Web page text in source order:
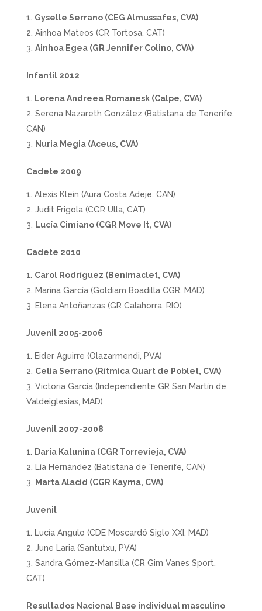
Gyselle Serrano (CEG Almussafes, CVA)
Ainhoa Mateos (CR Tortosa, CAT)
Ainhoa Egea (GR Jennifer Colino, CVA)
Infantil 2012
Lorena Andreea Romanesk (Calpe, CVA)
Serena Nazareth González (Batistana de Tenerife,
CAN)
Nuria Megia (Aceus, CVA)
Cadete 2009
Alexis Klein (Aura Costa Adeje, CAN)
Judit Frigola (CGR Ulla, CAT)
Lucía Cimiano (CGR Move It, CVA)
Cadete 2010
Carol Rodríguez (Benimaclet, CVA)
Marina García (Goldiam Boadilla CGR, MAD)
Elena Antoñanzas (GR Calahorra, RIO)
Juvenil 2005-2006
Eider Aguirre (Olazarmendi, PVA)
Celia Serrano (Rítmica Quart de Poblet, CVA)
Victoria García (Independiente GR San Martín de
Valdeiglesias, MAD)
Juvenil 2007-2008
Daria Kalunina (CGR Torrevieja, CVA)
Lía Hernández (Batistana de Tenerife, CAN)
Marta Alacid (CGR Kayma, CVA)
Juvenil
Lucía Angulo (CDE Moscardó Siglo XXI, MAD)
June Laria (Santutxu, PVA)
Sandra Gómez-Mansilla (CR Gim Vanes Sport,
CAT)
Resultados Nacional Base individual masculino